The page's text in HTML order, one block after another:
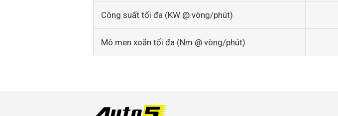
Công suất tối đa (KW @ vòng/phút)
Mô men xoắn tối đa (Nm @ vòng/phút)